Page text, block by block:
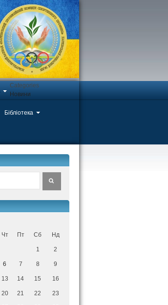
Бібліотека
Categories
Новини
Чт Пт Сб Нд
1 2
6 7 8 9
13 14 15 16
20 21 22 23